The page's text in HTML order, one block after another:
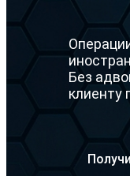
Без
клиенту